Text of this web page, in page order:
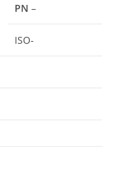
PN –
ISO-